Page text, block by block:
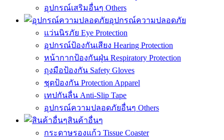
อุปกรณ์เสริมอื่นๆ Others
อุปกรณ์ความปลอดภัย
แว่นนิรภัย Eye Protection
อุปกรณ์ป้องกันเสียง Hearing Protection
หน้ากากป้องกันฝุ่น Respiratory Protection
ถุงมือป้องกัน Safety Gloves
ชุดป้องกัน Protection Apparel
เทปกันลื่น Anti-Slip Tape
อุปกรณ์ความปลอดภัยอื่นๆ Others
สินค้าอื่นๆ
กระดาษรองแก้ว Tissue Coaster